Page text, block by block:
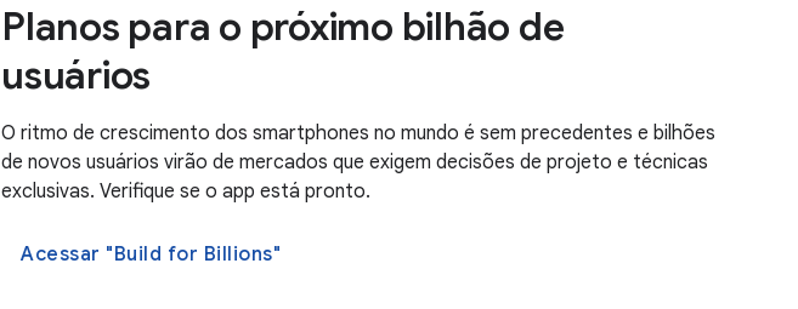
Planos para o próximo bilhão de
usuários
O ritmo de crescimento dos smartphones no mundo é sem precedentes e bilhões
de novos usuários virão de mercados que exigem decisões de projeto e técnicas
exclusivas. Verifique se o app está pronto.
Acessar "Build for Billions"